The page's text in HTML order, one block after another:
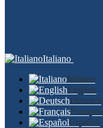
Italiano
Italiano
English
Deutsch
Français
Español